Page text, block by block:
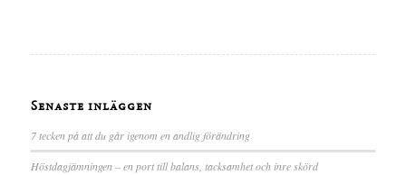
Senaste inläggen
7 tecken på att du går igenom en andlig förändring
Höstdagjämningen – en port till balans, tacksamhet och inre skörd